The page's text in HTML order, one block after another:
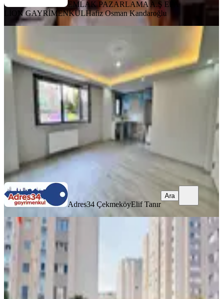
EMLAK PAZARLAMA A.Ş EPA
LİON GAYRİMENKULHafiz Osman Kandaroğlu
Ümraniye Madenlerde Metroya Yakın
Sıfır 2+1 Ters Dubleks Daire
Ümraniye, Madenler Mahallesi
2+1·100 m²·Yüksek giriş· 06.08.2026
5.600.000 ₺
Adres34 ÇekmeköyElif Tanır
Ara
Adres34 ÇekmeköyElif Tanır
Ara
YENİ
Ümraniye Eltes Güneşi'nde Satılık
2+1 Daire, Site İmkanları
Ümraniye, Esenşehir Mahallesi
05.08.2026
11.400.000 ₺